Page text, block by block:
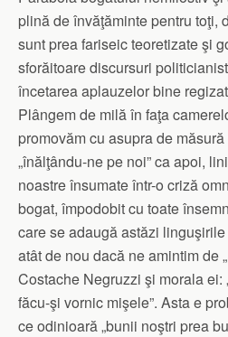
plină de învăţăminte pentru toţi,
sunt prea fariseic teoretizate şi
sforăitoare discursuri
încetarea aplauzelor bine
Plângem de milă în faţa
promovăm cu asupra de
„înălţându-ne pe noi” ca apoi,
noastre însumate într-o criză
bogat, împodobit cu toate
care se adaugă astăzi
atât de nou dacă ne amintim de
Costache Negruzzi şi morala ei:
făcu-şi vornic mişele”. Asta e
ce odinioară „bunii noştri prea